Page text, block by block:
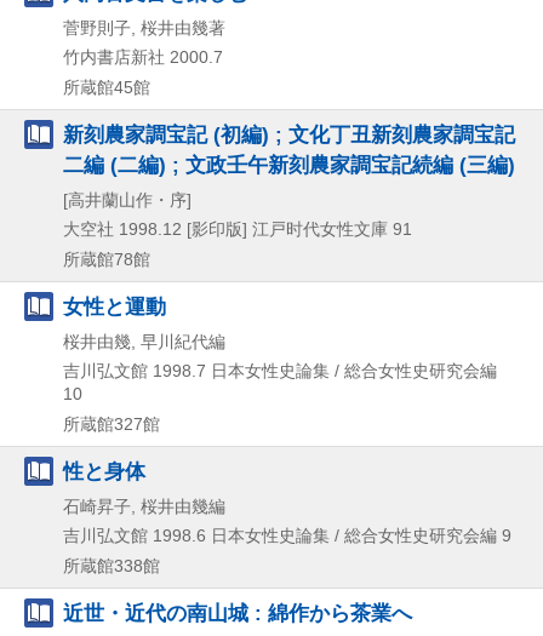
菅野則子, 桜井由幾著
竹内書店新社 2000.7
所蔵館45館
新刻農家調宝記 (初編) ; 文化丁丑新刻農家調宝記
二編 (二編) ; 文政壬午新刻農家調宝記続編 (三編)
[高井蘭山作・序]
大空社 1998.12 [影印版] 江戸时代女性文庫 91
所蔵館78館
女性と運動
桜井由幾, 早川紀代編
吉川弘文館 1998.7 日本女性史論集 / 総合女性史研究会編
10
所蔵館327館
性と身体
石崎昇子, 桜井由幾編
吉川弘文館 1998.6 日本女性史論集 / 総合女性史研究会編 9
所蔵館338館
近世・近代の南山城 : 綿作から茶業へ